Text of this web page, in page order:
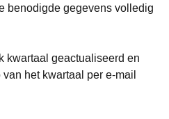
benodigde gegevens volledig
kwartaal geactualiseerd en
het kwartaal per e-mail